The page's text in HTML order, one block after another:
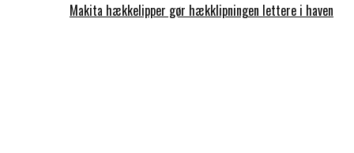
Makita hækkelipper gør hækklipningen lettere i haven